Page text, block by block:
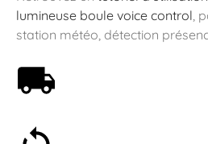
lumineuse boule voice control,
station météo, détection